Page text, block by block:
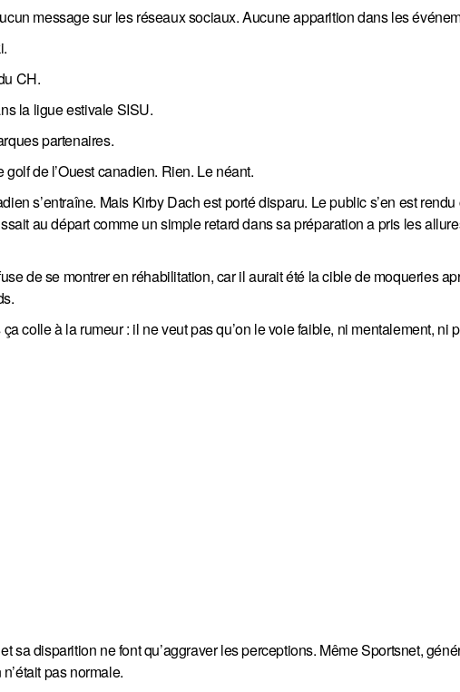
message sur les réseaux sociaux. Aucune apparition dans les
CH.
la ligue estivale SISU.
partenaires.
de l’Ouest canadien. Rien. Le néant.
s’entraîne. Mais Kirby Dach est porté disparu. Le public s’en est
au départ comme un simple retard dans sa préparation a pris les
de se montrer en réhabilitation, car il aurait été la cible de moqueries
colle à la rumeur : il ne veut pas qu’on le voie faible, ni mentalement, ni
sa disparition ne font qu’aggraver les perceptions. Même Sportsnet,
pas normale.